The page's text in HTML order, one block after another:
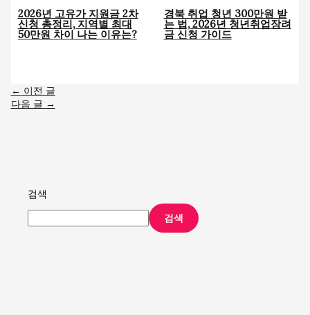
2026년 고유가 지원금 2차
신청 총정리, 지역별 최대
50만원 차이 나는 이유는?
경북 취업 청년 300만원 받
는 법, 2026년 청년취업장려
금 신청 가이드
← 이전 글
다음 글 →
검색
검색